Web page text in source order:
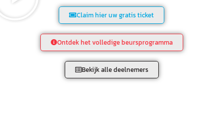
Claim hier uw gratis ticket
Ontdek het volledige beursprogramma
Bekijk alle deelnemers